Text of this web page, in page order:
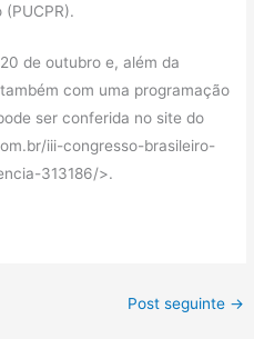
de outubro e, além da
com uma programação
ser conferida no site do
iii-congresso-brasileiro-
313186/>.
Post seguinte →